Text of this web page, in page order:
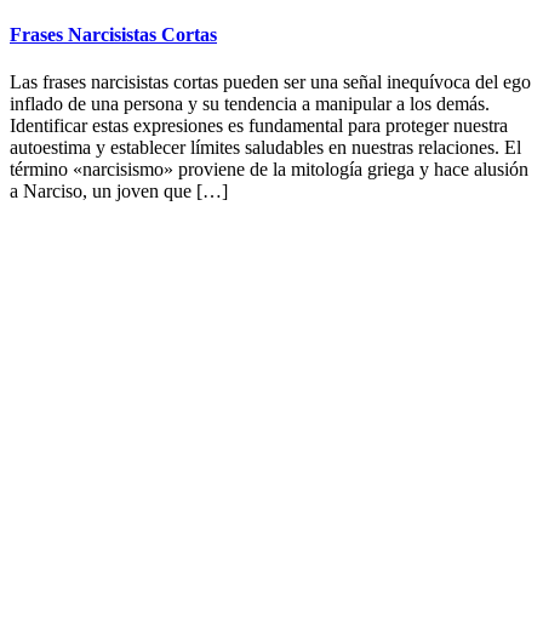
Frases Narcisistas Cortas
Las frases narcisistas cortas pueden ser una señal inequívoca del ego
inflado de una persona y su tendencia a manipular a los demás.
Identificar estas expresiones es fundamental para proteger nuestra
autoestima y establecer límites saludables en nuestras relaciones. El
término «narcisismo» proviene de la mitología griega y hace alusión
a Narciso, un joven que […]